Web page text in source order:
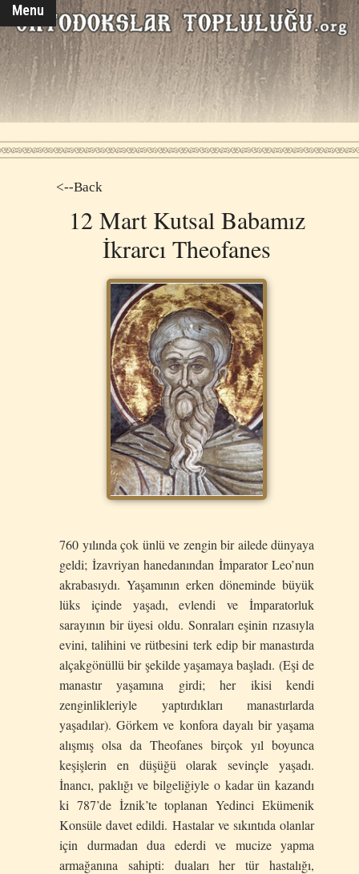
Menu
<--Back
12 Mart Kutsal Babamız
İkrarcı Theofanes
760 yılında çok ünlü ve zengin bir ailede dünyaya
geldi; İzavriyan hanedanından İmparator Leo’nun
akrabasıydı. Yaşamının erken döneminde büyük
lüks içinde yaşadı, evlendi ve İmparatorluk
sarayının bir üyesi oldu. Sonraları eşinin rızasıyla
evini, talihini ve rütbesini terk edip bir manastırda
alçakgönüllü bir şekilde yaşamaya başladı. (Eşi de
manastır yaşamına girdi; her ikisi kendi
zenginlikleriyle yaptırdıkları manastırlarda
yaşadılar). Görkem ve konfora dayalı bir yaşama
alışmış olsa da Theofanes birçok yıl boyunca
keşişlerin en düşüğü olarak sevinçle yaşadı.
İnancı, paklığı ve bilgeliğiyle o kadar ün kazandı
ki 787’de İznik’te toplanan Yedinci Ekümenik
Konsüle davet edildi. Hastalar ve sıkıntıda olanlar
için durmadan dua ederdi ve mucize yapma
armağanına sahipti: duaları her tür hastalığı,